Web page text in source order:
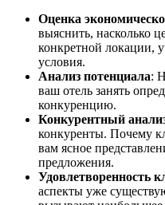
Оценка
выяснить, насколько
конкретной локации,
условия.
Анализ потенциала:
ваш отель занять
конкуренцию.
Конкурентный
конкуренты. Почему
вам ясное
предложения.
Удовлетворенность
аспекты уже